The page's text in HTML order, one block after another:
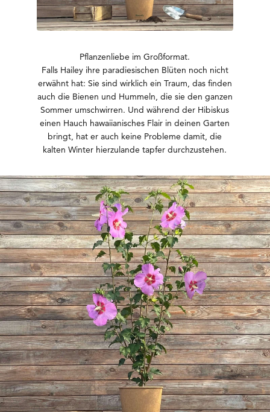
Pflanzenliebe im Großformat.
Falls Hailey ihre paradiesischen Blüten noch nicht
erwähnt hat: Sie sind wirklich ein Traum, das finden
auch die Bienen und Hummeln, die sie den ganzen
Sommer umschwirren. Und während der Hibiskus
einen Hauch hawaiianisches Flair in deinen Garten
bringt, hat er auch keine Probleme damit, die
kalten Winter hierzulande tapfer durchzustehen.